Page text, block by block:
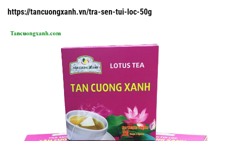
https://tancuongxanh.vn/tra-sen-tui-loc-50g